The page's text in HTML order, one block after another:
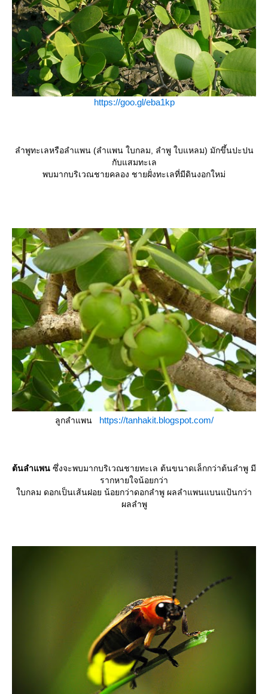
https://goo.gl/eba1kp
ลำพูทะเลหรือลำแพน (ลำแพน ใบกลม, ลำพู ใบแหลม) มักขึ้นปะปน
กับแสมทะเล
พบมากบริเวณชายคลอง ชายฝั่งทะเลที่มีดินงอกใหม่
ลูกลำแพน https://tanhakit.blogspot.com/
ต้นลำแพน ซึ่งจะพบมากบริเวณชายทะเล ต้นขนาดเล็กกว่าต้นลำพู มี
รากหายใจน้อยกว่า
บกลม ดอกเป็นเส้นฝอย น้อยกว่าดอกลำพู ผลลำแพนแบนแป้นกว่า
ผลลำพู